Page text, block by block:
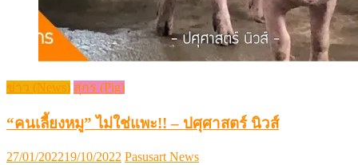
ข่าว (News) สุกร (Pig)
“คนเลี้ยงหมู” ไม่ใช่แพะ!! – ปศุศาสตร์ นิวส์
Posted
27/01/202219/10/2022 Author
Pasusart News